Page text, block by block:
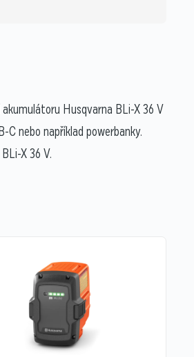
Husqvarna BLi-X 36 V
nebo například powerbanky.
X 36 V.